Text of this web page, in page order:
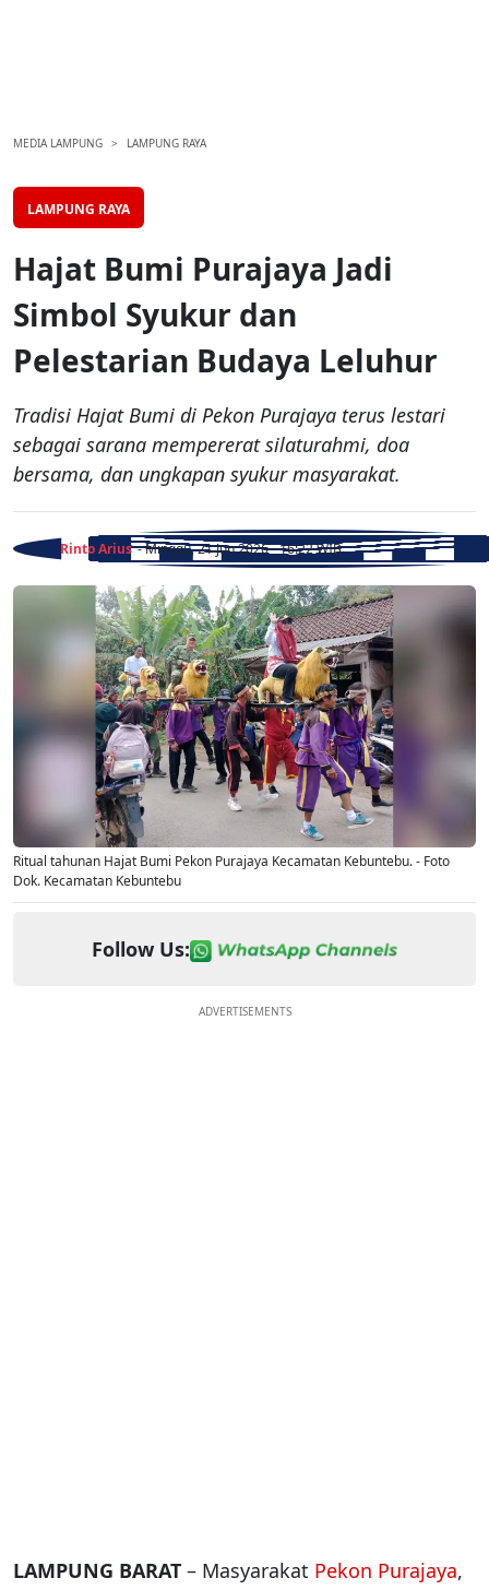
MEDIA LAMPUNG LAMPUNG RAYA
LAMPUNG RAYA
Hajat Bumi Purajaya Jadi
Simbol Syukur dan
Pelestarian Budaya Leluhur
Tradisi Hajat Bumi di Pekon Purajaya terus lestari
sebagai sarana mempererat silaturahmi, doa
bersama, dan ungkapan syukur masyarakat.
Rinto Arius - Minggu, 21 Jun 2026 - 16:22 WIB
Ritual tahunan Hajat Bumi Pekon Purajaya Kecamatan Kebuntebu. - Foto
Dok. Kecamatan Kebuntebu
Follow Us:
ADVERTISEMENTS
LAMPUNG BARAT – Masyarakat Pekon Purajaya,